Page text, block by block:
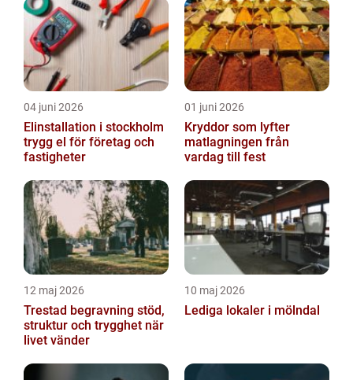
04 juni 2026
Elinstallation i stockholm
trygg el för företag och
fastigheter
01 juni 2026
Kryddor som lyfter
matlagningen från
vardag till fest
12 maj 2026
Trestad begravning stöd,
struktur och trygghet när
livet vänder
10 maj 2026
Lediga lokaler i mölndal